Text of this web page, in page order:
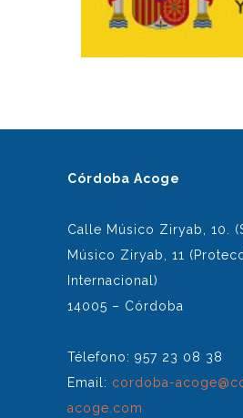
Córdoba Acoge
Calle Músico Ziryab, 10.
Músico Ziryab, 11
Internacional)
14005 – Córdoba
Télefono: 957 23 08 38
Email: cordoba-
acoge.com